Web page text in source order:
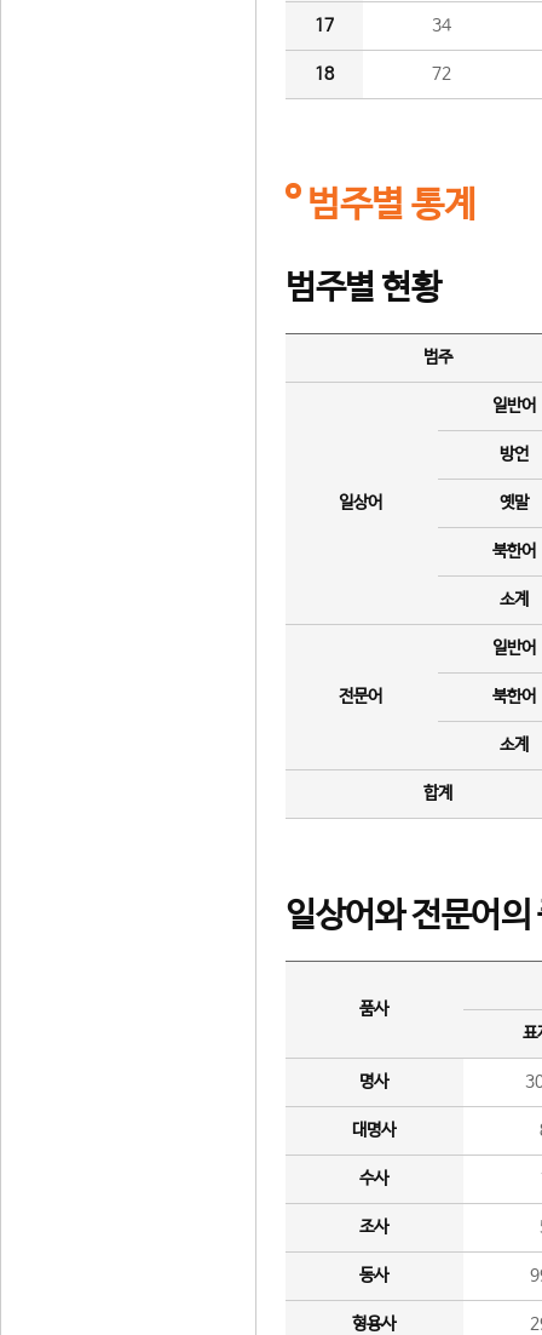
17 34
18 72
범주별 통계
범주별 현황
범주
일상어
일반어
방언
옛말
북한어
소계
전문어
일반어
북한어
소계
합계
일상어와 전문어의
품사
표
명사
대명사
수사
조사
동사
형용사